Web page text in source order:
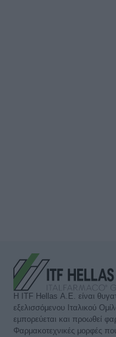
Η ITF Hellas Α.Ε. είναι
εξελισσόμενου Ιταλικού
εμπορεύεται και προωθεί
Φαρμακοτεχνικές μορφές